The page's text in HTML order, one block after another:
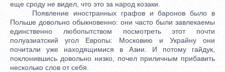
еще сроду не видел, что это за народ козаки.
Появление иностранных графов и баронов было в
Польше довольно обыкновенно: они часто были завлекаемы
единственно любопытством посмотреть этот почти
полуазиатский угол Европы: Московию и Украйну они
почитали уже находящимися в Азии. И потому гайдук,
поклонившись довольно низко, почел приличным прибавить
несколько слов от себя.